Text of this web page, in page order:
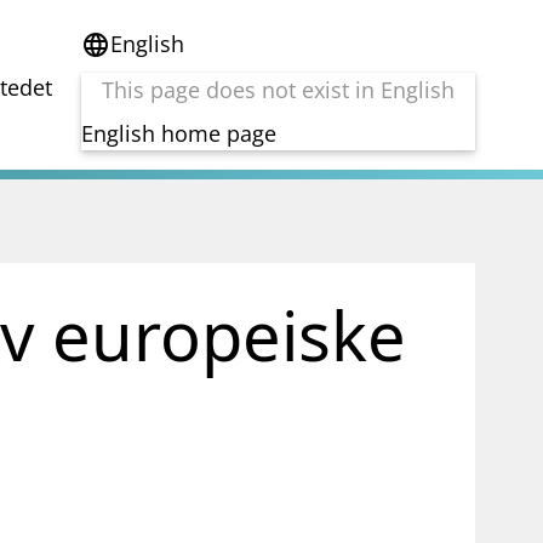
languageEnglish
This page does not exist in English
English home page
Folkefinansiering
Kryptoeiendelsloven (MiCA)
Overtakelsestilbud
europeiske